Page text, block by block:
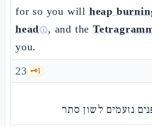
for so you will heap
headⓘ, and the
you.
23 🗝️1
נזעמים לשון סתר